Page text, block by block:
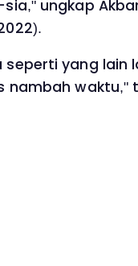
ungkap
seperti yang lain
nambah waktu,"